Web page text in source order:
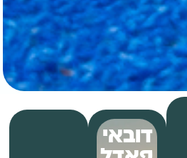
דובאי